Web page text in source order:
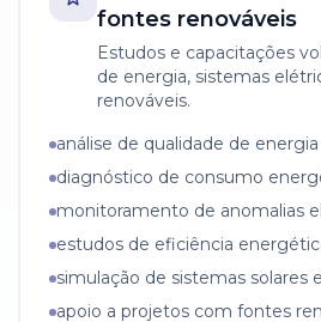
fontes renováveis
Estudos e capacitações
de energia, sistemas
renováveis.
análise de qualidade de energia
diagnóstico de consumo
monitoramento de anomalias
estudos de eficiência
simulação de sistemas solares
apoio a projetos com fontes